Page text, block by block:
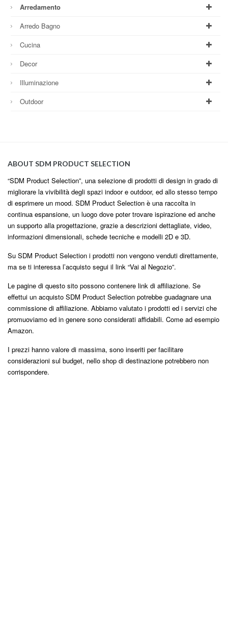
Arredamento
Arredo Bagno
Cucina
Decor
Illuminazione
Outdoor
ABOUT SDM PRODUCT SELECTION
“SDM Product Selection”, una selezione di prodotti di design in grado di
migliorare la vivibilità degli spazi indoor e outdoor, ed allo stesso tempo
di esprimere un mood. SDM Product Selection è una raccolta in
continua espansione, un luogo dove poter trovare ispirazione ed anche
un supporto alla progettazione, grazie a descrizioni dettagliate, video,
informazioni dimensionali, schede tecniche e modelli 2D e 3D.
Su SDM Product Selection i prodotti non vengono venduti direttamente,
ma se ti interessa l’acquisto segui il link “Vai al Negozio”.
Le pagine di questo sito possono contenere link di affiliazione. Se
effettui un acquisto SDM Product Selection potrebbe guadagnare una
commissione di affiliazione. Abbiamo valutato i prodotti ed i servizi che
promuoviamo ed in genere sono considerati affidabili. Come ad esempio
Amazon.
I prezzi hanno valore di massima, sono inseriti per facilitare
considerazioni sul budget, nello shop di destinazione potrebbero non
corrispondere.